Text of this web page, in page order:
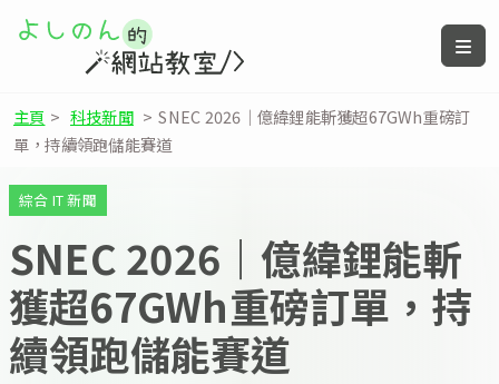
主頁 > 科技新聞 > SNEC 2026｜億緯鋰能斬獲超67GWh重磅訂
單，持續領跑儲能賽道
綜合 IT 新聞
SNEC 2026｜億緯鋰能斬
獲超67GWh重磅訂單，持
續領跑儲能賽道